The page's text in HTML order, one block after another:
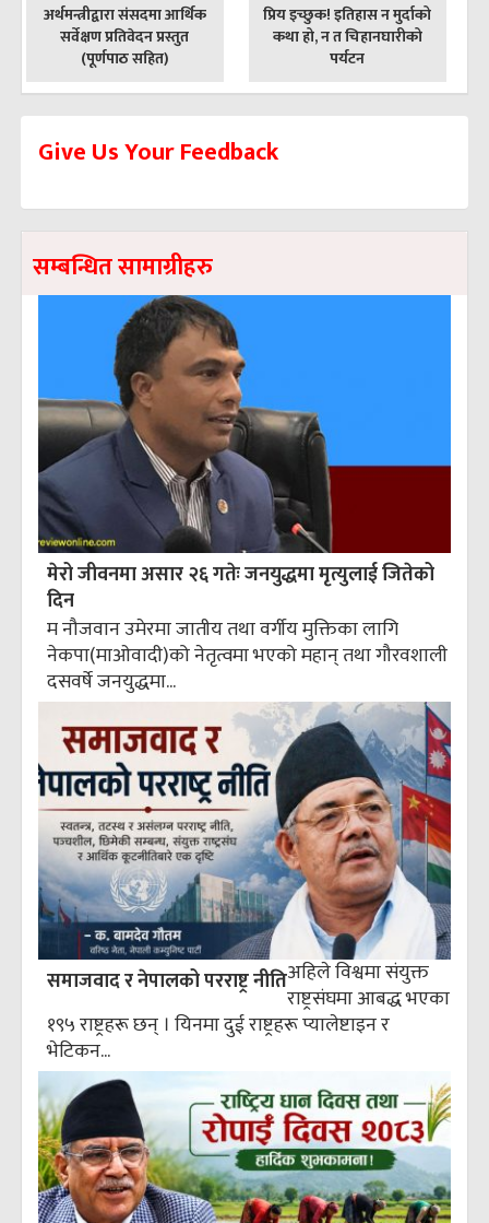
पछिल्लाे
अर्थमन्त्रीद्वारा संसदमा आर्थिक
सर्वेक्षण प्रतिवेदन प्रस्तुत
(पूर्णपाठ सहित)
अघिल्लाे
प्रिय इच्छुक! इतिहास न मुर्दाको
कथा हो, न त चिहानघारीको
पर्यटन
Give Us Your Feedback
सम्बन्धित सामाग्रीहरु
मेरो जीवनमा असार २६ गतेः जनयुद्धमा मृत्युलाई जितेको
दिन
म नौजवान उमेरमा जातीय तथा वर्गीय मुक्तिका लागि
नेकपा(माओवादी)को नेतृत्वमा भएको महान् तथा गौरवशाली
दसवर्षे जनयुद्धमा...
समाजवाद र नेपालको परराष्ट्र नीतिअहिले विश्वमा संयुक्त
राष्ट्रसंघमा आबद्ध भएका
१९५ राष्ट्रहरू छन् । यिनमा दुई राष्ट्रहरू प्यालेष्टाइन र
भेटिकन...